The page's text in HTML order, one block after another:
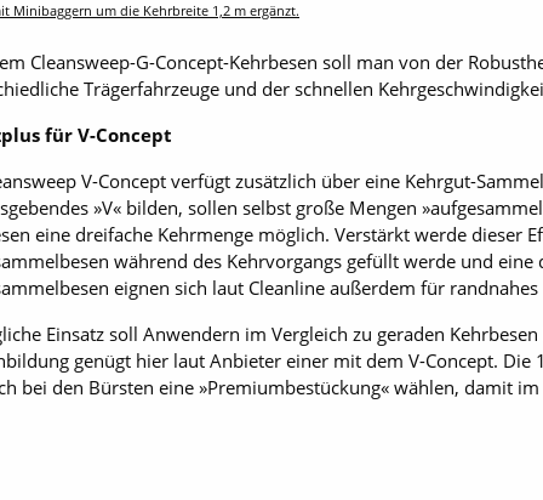
Minibaggern um die Kehrbreite 1,2 m ergänzt.
Cleansweep-G-Concept-Kehrbesen soll man von der
Trägerfahrzeuge und der schnellen
für V-Concept
V-Concept verfügt zusätzlich über eine Kehrgut-
»V« bilden, sollen selbst große Mengen
eine dreifache Kehrmenge möglich. Verstärkt werde dieser
während des Kehrvorgangs gefüllt werde und
eignen sich laut Cleanline außerdem für
Einsatz soll Anwendern im Vergleich zu geraden
genügt hier laut Anbieter einer mit dem V-Concept.
bei den Bürsten eine »Premiumbestückung« wählen, damit